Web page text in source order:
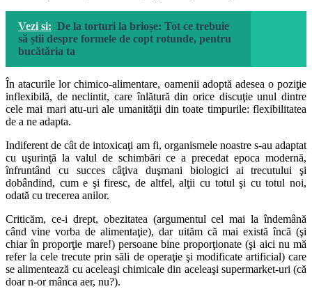
Vezi si: De la torturi la brioșe: Tot ce trebuie
să știi despre formele de copt rotunde, pentru
bucătăria ta
În atacurile lor chimico-alimentare, oamenii adoptă adesea o poziţie
inflexibilă, de neclintit, care înlătură din orice discuţie unul dintre
cele mai mari atu-uri ale umanităţii din toate timpurile: flexibilitatea
de a ne adapta.
Indiferent de cât de intoxicaţi am fi, organismele noastre s-au adaptat
cu uşurinţă la valul de schimbări ce a precedat epoca modernă,
înfruntând cu succes câţiva duşmani biologici ai trecutului şi
dobândind, cum e şi firesc, de altfel, alţii cu totul şi cu totul noi,
odată cu trecerea anilor.
Criticăm, ce-i drept, obezitatea (argumentul cel mai la îndemână
când vine vorba de alimentaţie), dar uităm că mai există încă (şi
chiar în proporţie mare!) persoane bine proporţionate (şi aici nu mă
refer la cele trecute prin săli de operaţie şi modificate artificial) care
se alimentează cu aceleaşi chimicale din aceleaşi supermarket-uri (că
doar n-or mânca aer, nu?).